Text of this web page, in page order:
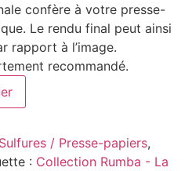
confère à votre presse-
Le rendu final peut ainsi
rapport à l’image.
recommandé.
Sulfures / Presse-papiers,
: Collection Rumba - La